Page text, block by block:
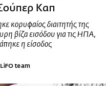
Καπ
κορυφαίος διαιτητής της
βίζα εισόδου για τις ΗΠΑ,
η είσοδος
team